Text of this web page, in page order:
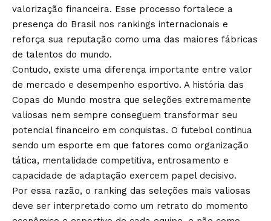
valorização financeira. Esse processo fortalece a
presença do Brasil nos rankings internacionais e
reforça sua reputação como uma das maiores fábricas
de talentos do mundo.
Contudo, existe uma diferença importante entre valor
de mercado e desempenho esportivo. A história das
Copas do Mundo mostra que seleções extremamente
valiosas nem sempre conseguem transformar seu
potencial financeiro em conquistas. O futebol continua
sendo um esporte em que fatores como organização
tática, mentalidade competitiva, entrosamento e
capacidade de adaptação exercem papel decisivo.
Por essa razão, o ranking das seleções mais valiosas
deve ser interpretado como um retrato do momento